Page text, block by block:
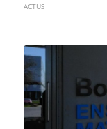
ACTUS